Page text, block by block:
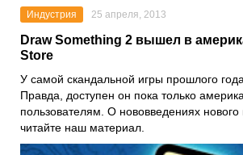
Индустрия 25 апреля, 2013
Draw Something 2 вышел в
Store
У самой скандальной игры прошлого
Правда, доступен он пока только
пользователям. О нововведениях нового
читайте наш материал.